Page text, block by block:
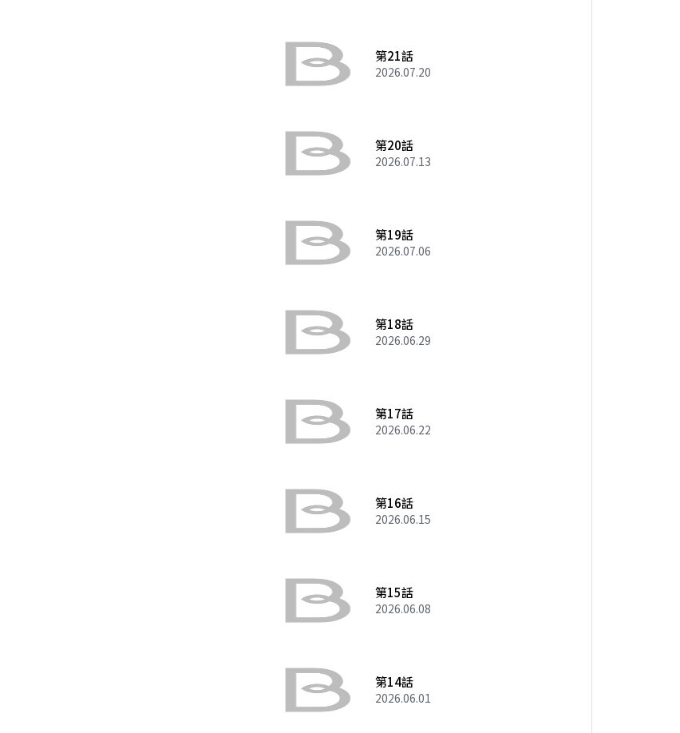
第21話
2026.07.20
第20話
2026.07.13
第19話
2026.07.06
第18話
2026.06.29
第17話
2026.06.22
第16話
2026.06.15
第15話
2026.06.08
第14話
2026.06.01